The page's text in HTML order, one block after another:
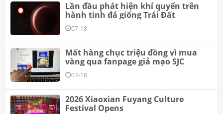
Lần đầu phát hiện khí quyển trên
hành tinh đá giống Trái Đất
07-18
Mất hàng chục triệu đồng vì mua
vàng qua fanpage giả mạo SJC
07-18
2026 Xiaoxian Fuyang Culture
Festival Opens